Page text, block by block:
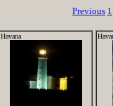
Previous 1
Havana